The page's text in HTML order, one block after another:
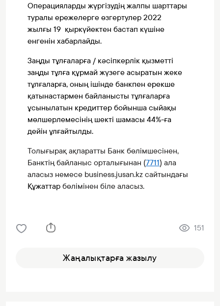
Операцияларды жүргізудің жалпы шарттары
туралы ережелерге өзгертулер 2022
жылғы 19 қыркүйектен бастап күшіне
енгенін хабарлайды.
Заңды тұлғаларға / кәсіпкерлік қызметті
заңды тұлға құрмай жүзеге асыратын жеке
тұлғаларға, оның ішінде банкпен ерекше
қатынастармен байланысты тұлғаларға
ұсынылатын кредиттер бойынша сыйақы
мөлшерлемесінің шекті шамасы 44%-ға
дейін ұлғайтылды.
Толығырақ ақпаратты Банк бөлімшесінен,
Банктің байланыс орталығынан (7711) ала
аласыз немесе business.jusan.kz сайтындағы
Құжаттарбөлімінен біле аласыз.
151
Жаңалықтарға жазылу